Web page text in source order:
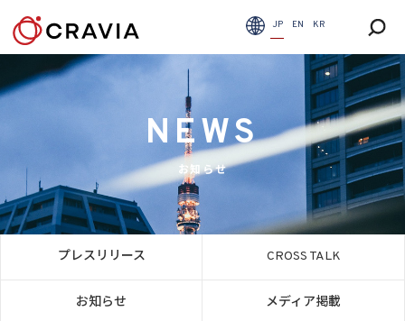
JP EN KR
NEWS
お知らせ
プレスリリース CROSS TALK
お知らせ メディア掲載